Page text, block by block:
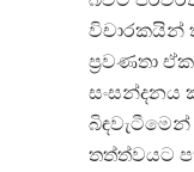
විචාරකයින්
ප්‍රවණතා
සංසන්දනය
තත්ත්වයට